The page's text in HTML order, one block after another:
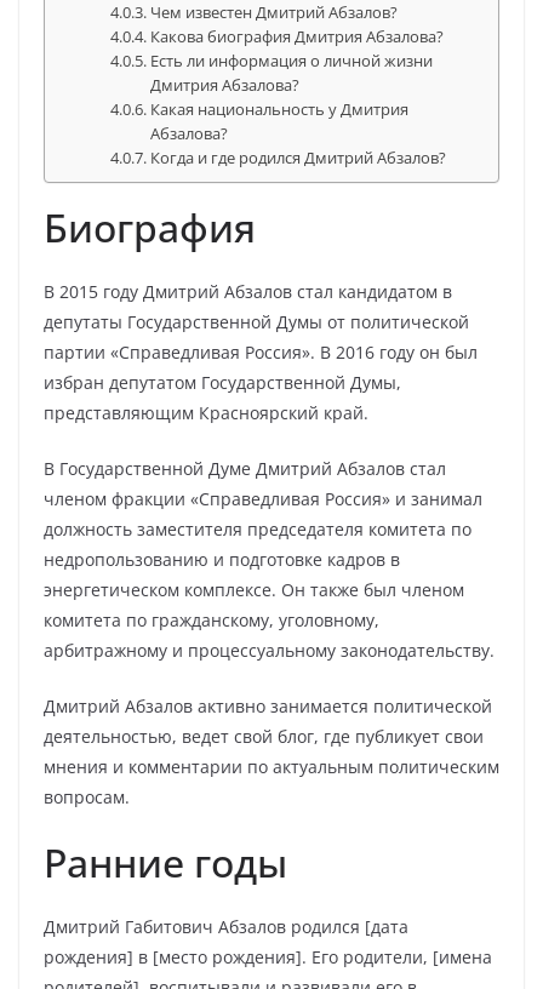
Чем известен Дмитрий Абзалов?
Какова биография Дмитрия Абзалова?
Есть ли информация о личной жизни
Дмитрия Абзалова?
Какая национальность у Дмитрия
Абзалова?
Когда и где родился Дмитрий Абзалов?
Биография
В 2015 году Дмитрий Абзалов стал кандидатом в
депутаты Государственной Думы от политической
партии «Справедливая Россия». В 2016 году он был
избран депутатом Государственной Думы,
представляющим Красноярский край.
В Государственной Думе Дмитрий Абзалов стал
членом фракции «Справедливая Россия» и занимал
должность заместителя председателя комитета по
недропользованию и подготовке кадров в
энергетическом комплексе. Он также был членом
комитета по гражданскому, уголовному,
арбитражному и процессуальному законодательству.
Дмитрий Абзалов активно занимается политической
деятельностью, ведет свой блог, где публикует свои
мнения и комментарии по актуальным политическим
вопросам.
Ранние годы
Дмитрий Габитович Абзалов родился [дата
рождения] в [место рождения]. Его родители, [имена